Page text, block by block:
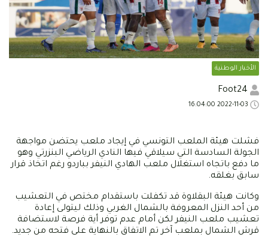
الأخبار الوطنية
فشلت هيئة الملعب التونسي في إيجاد ملعب يحتضن مواجهة
الجولة السادسة التي سيلاقي فيها النادي الرياضي البنزرتي وهو
ما دفع باتجاه استغلال ملعب الهادي النيفر بباردو رغم اتخاذ قرار
سابق بغلقه.
وكانت هيئة البقلاوة قد تكفلت باستقدام مختص في التعشيب
من أحد النزل المعروفة بالشمال الغربي وذلك ليتولى إعادة
تعشيب ملعب النيفر لكن أمام عدم توفر أية فرصة لاستضافة
قرش الشمال بملعب آخر تم الاتفاق بالنهاية على فتحه من جديد.